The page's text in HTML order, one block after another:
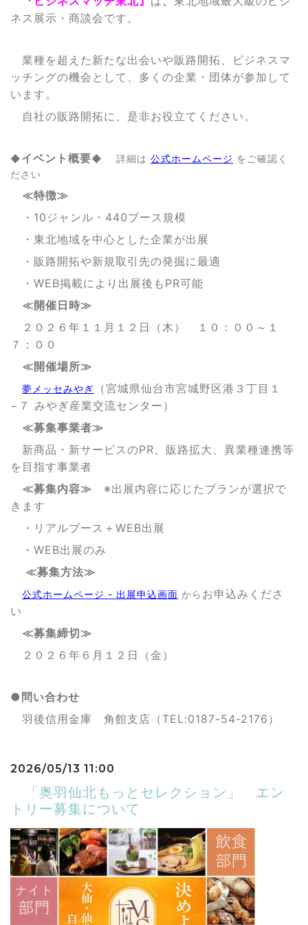
ネス展示・商談会です。
業種を超えた新たな出会いや販路開拓、ビジネスマ
ッチングの機会として、多くの企業・団体が参加して
います。
自社の販路開拓に、是非お役立てください。
◆イベント概要◆ 詳細は 公式ホームページ をご確認く
ださい
≪特徴≫
・10ジャンル・440ブース規模
・東北地域を中心とした企業が出展
・販路開拓や新規取引先の発掘に最適
・WEB掲載により出展後もPR可能
≪開催日時≫
２０２６年１１月１２日（木） １０：００～１
７：００
≪開催場所≫
夢メッセみやぎ
（宮城県仙台市宮城野区港３丁目１
−７ みやぎ産業交流センター）
≪募集事業者≫
新商品・新サービスのPR、販路拡大、異業種連携等
を目指す事業者
≪募集内容≫ ※出展内容に応じたプランが選択で
きます
・リアルブース＋WEB出展
・WEB出展のみ
≪募集方法≫
公式ホームページ - 出展申込画面 から お申込みくださ
い
≪募集締切≫
２０２６年６月１２日（金）
●問い合わせ
羽後信用金庫 角館支店（ TEL:0187-54-2176）
2026/05/13 11:00
「奥羽仙北もっとセレクション」 エン
トリー募集について